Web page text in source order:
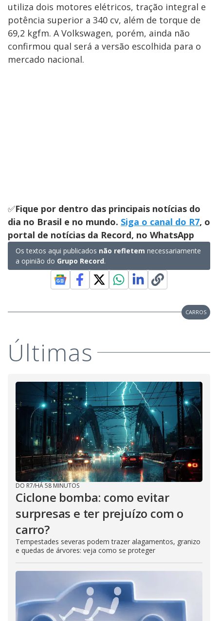
utiliza dois motores elétricos, tração integral e
potência superior a 340 cv, além de torque de
69,2 kgfm. A Volkswagen, porém, ainda não
confirmou qual será a versão escolhida para o
mercado nacional.
✅Fique por dentro das principais notícias do
dia no Brasil e no mundo. Siga o canal do R7, o
portal de notícias da Record, no WhatsApp
Os textos aqui publicados não refletem necessariamente
a opinião do Grupo Record.
CARROS
Últimas
DO R7/HÁ 58 MINUTOS
Ciclone bomba: como evitar
surpresas e ter prejuízo com o
carro?
Tempestades severas podem trazer alagamentos, granizo
e quedas de árvores: veja como se proteger